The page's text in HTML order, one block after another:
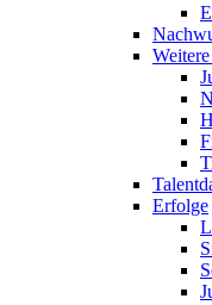
Erfolge